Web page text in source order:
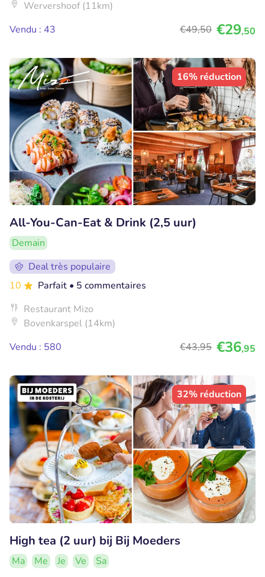
Wervershoof (11km)
Vendu : 43
€49,50 €29,50
16% réduction
All-You-Can-Eat & Drink (2,5 uur)
Demain
Deal très populaire
10
Parfait • 5 commentaires
Restaurant Mizo
Bovenkarspel (14km)
Vendu : 580
€43,95 €36,95
32% réduction
High tea (2 uur) bij Bij Moeders
Ma Me Je Ve
Sa